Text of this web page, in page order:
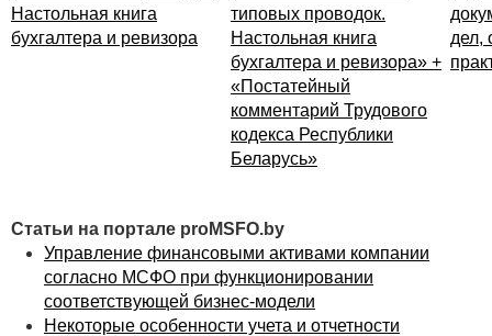
Настольная книга
бухгалтера и ревизора
типовых проводок.
Настольная книга
бухгалтера и ревизора» +
«Постатейный
комментарий Трудового
кодекса Республики
Беларусь»
дел,
Статьи на портале proMSFO.by
Управление финансовыми активами компании
согласно МСФО при функционировании
соответствующей бизнес-модели
Некоторые особенности учета и отчетности